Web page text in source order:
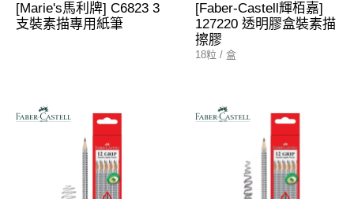
[Marie's馬利牌] C6823 3
支裝素描專用紙筆
[Faber-Castell輝栢嘉]
127220 透明膠盒裝素描
擦膠
18粒 / 盒